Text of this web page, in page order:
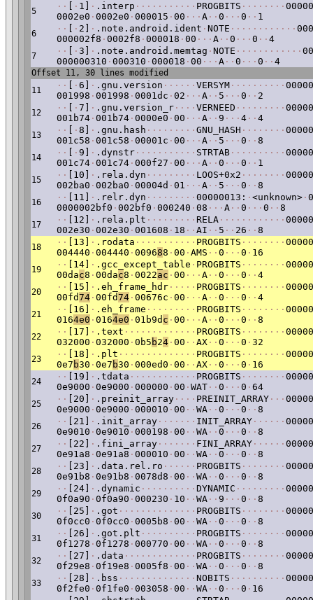
5 · · · 1] · .interp · · · · · · · · · · · PROGBITS · · · · · · · ·
0002e0 · 0002e0 · 000015 · 00 · · · A · · 0 · · · 0 · · 1
6 · · · 2] · .note.android.ident · NOTE · · · · · · · · · · · ·
000002f8 · 0002f8 · 000018 · 00 · · · A · · 0 · · · 0 · · 4
7 · · · 3] · .note.android.memtag · NOTE · · · · · · · · · · · ·
000000310 · 000310 · 000018 · 00 · · · A · · 0 · · · 0 · · 4
Offset 11, 30 lines modified
11
· · · 6] · .gnu.version · · · · · · VERSYM · · · · · · · · · ·
001998 · 001998 · 0001dc · 02 · · · A · · 5 · · · 0 · · 2
12 · · · 7] · .gnu.version_r · · · · VERNEED · · · · · · · · ·
001b74 · 001b74 · 0000e0 · 00 · · · A · · 9 · · · 4 · · 4
13 · · · 8] · .gnu.hash · · · · · · · · · GNU_HASH · · · · · · · ·
001c58 · 001c58 · 00001c · 00 · · · A · · 5 · · · 0 · · 8
14 · · · 9] · .dynstr · · · · · · · · · · · STRTAB · · · · · · · · · ·
001c74 · 001c74 · 000f27 · 00 · · · A · · 0 · · · 0 · · 1
15 · · [10] · .rela.dyn · · · · · · · · · LOOS+0x2 · · · · · · · ·
002ba0 · 002ba0 · 00004d · 01 · · · A · · 5 · · · 0 · · 8
16 · · [11] · .relr.dyn · · · · · · · · · 00000013: · <unknown> ·
0000002bf0 · 002bf0 · 000240 · 08 · · · A · · 0 · · · 0 · · 8
17 · · [12] · .rela.plt · · · · · · · · · RELA · · · · · · · · · · · ·
002e30 · 002e30 · 001608 · 18 · · AI · · 5 · · 26 · · 8
18 · · [13] · .rodata · · · · · · · · · · · PROGBITS · · · · · · · ·
004440 · 004440 · 009688 · 00 · AMS · · 0 · · · 0 · 16
19 · · [14] · .gcc_except_table · PROGBITS · · · · · · · ·
00dac8 · 00dac8 · 0022ac · 00 · · · A · · 0 · · · 0 · · 4
20 · · [15] · .eh_frame_hdr · · · · · PROGBITS · · · · · · · ·
00fd74 · 00fd74 · 00676c · 00 · · · A · · 0 · · · 0 · · 4
21 · · [16] · .eh_frame · · · · · · · · · PROGBITS · · · · · · · ·
0164e0 · 0164e0 · 01b9d c · 00 · · · A · · 0 · · · 0 · · 8
22 · · [17] · .text · · · · · · · · · · · · · PROGBITS · · · · · · · ·
032000 · 032000 · 0b5 b24 · 00 · · AX · · 0 · · · 0 · 32
23 · · [18] · .plt · · · · · · · · · · · · · · PROGBITS · · · · · · · ·
0e7 b30 · 0e7 b30 · 000ed0 · 00 · · AX · · 0 · · · 0 · 16
24 · · [19] · .tdata · · · · · · · · · · · · PROGBITS · · · · · · · ·
0e9000 · 0e9000 · 000000 · 00 · WAT · · 0 · · · 0 · 64
25 · · [20] · .preinit_array · · · · PREINIT_ARRAY · · ·
0e9000 · 0e9000 · 000010 · 00 · · WA · · 0 · · · 0 · · 8
26 · · [21] · .init_array · · · · · · · INIT_ARRAY · · · · · ·
0e9010 · 0e9010 · 000198 · 00 · · WA · · 0 · · · 0 · · 8
27 · · [22] · .fini_array · · · · · · · FINI_ARRAY · · · · · ·
0e91a8 · 0e91a8 · 000010 · 00 · · WA · · 0 · · · 0 · · 8
28 · · [23] · .data.rel.ro · · · · · · PROGBITS · · · · · · · ·
0e91b8 · 0e91b8 · 0078d8 · 00 · · WA · · 0 · · · 0 · · 8
29 · · [24] · .dynamic · · · · · · · · · · DYNAMIC · · · · · · · · ·
0f0a90 · 0f0a90 · 000230 · 10 · · WA · · 9 · · · 0 · · 8
30 · · [25] · .got · · · · · · · · · · · · · · PROGBITS · · · · · · · ·
0f0cc0 · 0f0cc0 · 0005b8 · 00 · · WA · · 0 · · · 0 · · 8
31 · · [26] · .got.plt · · · · · · · · · · PROGBITS · · · · · · · ·
0f1278 · 0f1278 · 000770 · 00 · · WA · · 0 · · · 0 · · 8
32 · · [27] · .data · · · · · · · · · · · · · PROGBITS · · · · · · · ·
0f29e8 · 0f19e8 · 0005f8 · 00 · · WA · · 0 · · · 0 · · 8
33 · · [28] · .bss · · · · · · · · · · · · · · NOBITS · · · · · · · · · ·
0f2fe0 · 0f1fe0 · 003058 · 00 · · WA · · 0 · · · 0 · 16